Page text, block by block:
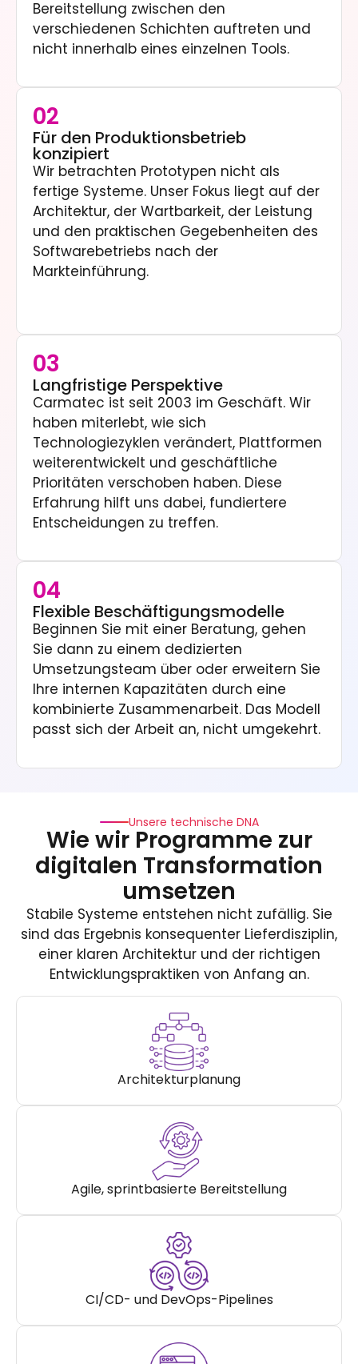
Bereitstellung zwischen den
verschiedenen Schichten auftreten und
nicht innerhalb eines einzelnen Tools.
02
Für den Produktionsbetrieb
konzipiert
Wir betrachten Prototypen nicht als
fertige Systeme. Unser Fokus liegt auf der
Architektur, der Wartbarkeit, der Leistung
und den praktischen Gegebenheiten des
Softwarebetriebs nach der
Markteinführung.
03
Langfristige Perspektive
Carmatec ist seit 2003 im Geschäft. Wir
haben miterlebt, wie sich
Technologiezyklen verändert, Plattformen
weiterentwickelt und geschäftliche
Prioritäten verschoben haben. Diese
Erfahrung hilft uns dabei, fundiertere
Entscheidungen zu treffen.
04
Flexible Beschäftigungsmodelle
Beginnen Sie mit einer Beratung, gehen
Sie dann zu einem dedizierten
Umsetzungsteam über oder erweitern Sie
Ihre internen Kapazitäten durch eine
kombinierte Zusammenarbeit. Das Modell
passt sich der Arbeit an, nicht umgekehrt.
Unsere technische DNA
Wie wir Programme zur
digitalen Transformation
umsetzen
Stabile Systeme entstehen nicht zufällig. Sie
sind das Ergebnis konsequenter Lieferdisziplin,
einer klaren Architektur und der richtigen
Entwicklungspraktiken von Anfang an.
Architekturplanung
Agile, sprintbasierte Bereitstellung
CI/CD- und DevOps-Pipelines